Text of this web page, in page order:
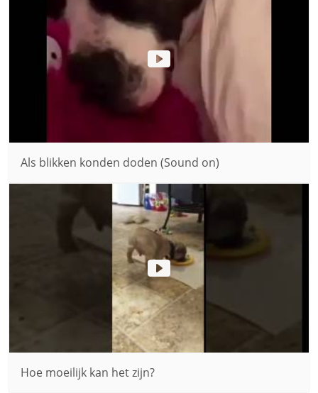
Als blikken konden doden (Sound on)
Hoe moeilijk kan het zijn?